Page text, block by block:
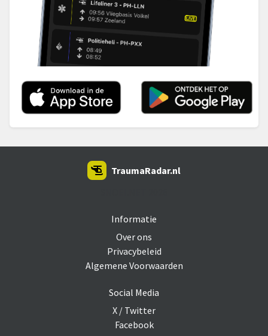
Informatie
Over ons
Privacybeleid
Algemene Voorwaarden
Social Media
X / Twitter
Facebook
TraumaRadar.nl